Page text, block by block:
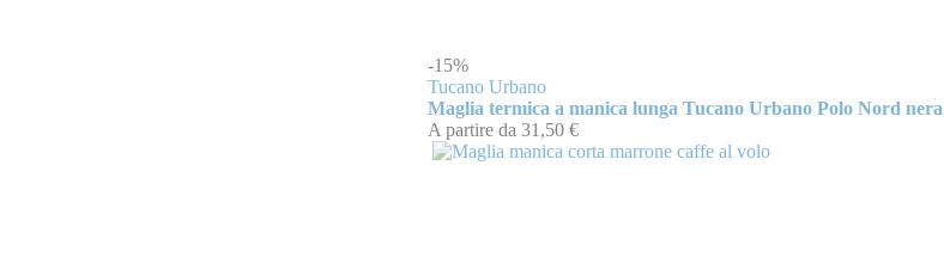
-15%
Tucano Urbano
Maglia termica a manica lunga Tucano Urbano Polo Nord nera
A partire da 31,50 €